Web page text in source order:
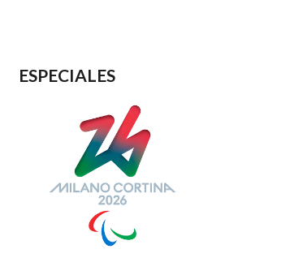
ESPECIALES